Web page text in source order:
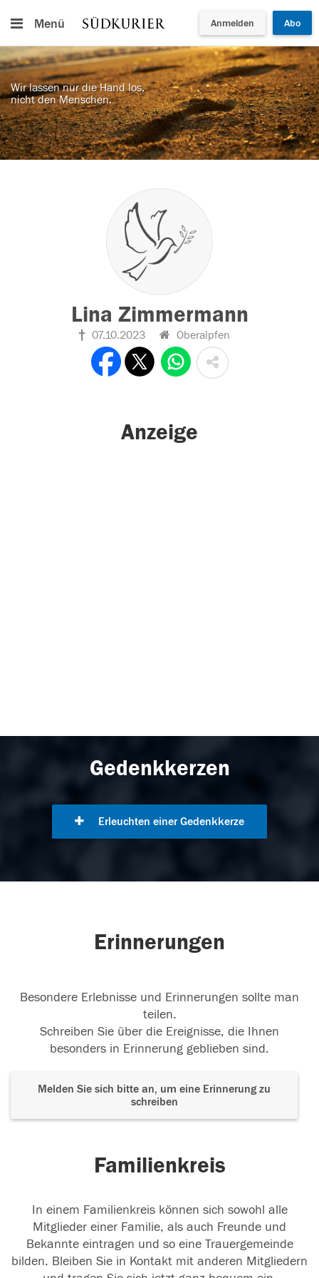
Menü Anmelden Abo
Wir lassen nur die Hand los,
nicht den Menschen.
Lina Zimmermann
07.10.2023 Oberalpfen
Anzeige
Gedenkkerzen
Erleuchten einer Gedenkkerze
Erinnerungen
Besondere Erlebnisse und Erinnerungen sollte man
teilen.
Schreiben Sie über die Ereignisse, die Ihnen
besonders in Erinnerung geblieben sind.
Melden Sie sich bitte an, um eine Erinnerung zu
schreiben
Familienkreis
In einem Familienkreis können sich sowohl alle
Mitglieder einer Familie, als auch Freunde und
Bekannte eintragen und so eine Trauergemeinde
bilden. Bleiben Sie in Kontakt mit anderen Mitgliedern